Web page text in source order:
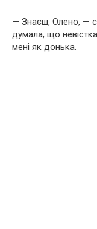
— Знаєш, Олено, —
думала, що
мені як донька.